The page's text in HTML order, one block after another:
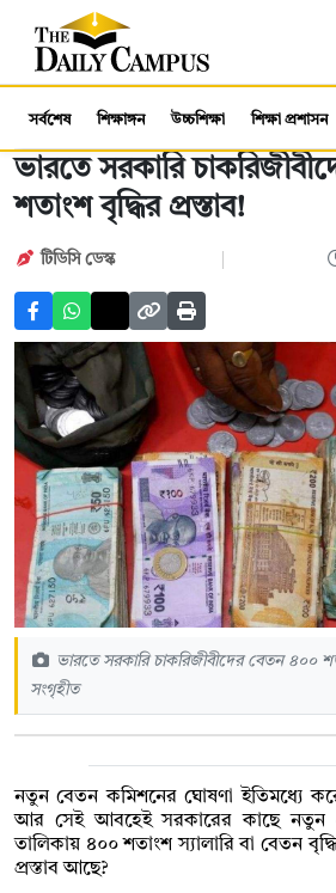
সর্বশেষ শিক্ষাঙ্গন উচ্চশিক্ষা শিক্ষা প্রশাসন
ভারতে সরকারি
শতাংশ বৃদ্ধির প্রস্তাব!
টিডিসি ডেস্ক
ভারতে সরকারি চাকরিজীবীদের বেতন ৪০০
সংগৃহীত
নতুন বেতন কমিশনের ঘোষণা ইতিমধ্যে
আর সেই আবহেই সরকারের কাছে নতুন
তালিকায় ৪০০ শতাংশ স্যালারি বা বেতন
প্রস্তাব আছে?